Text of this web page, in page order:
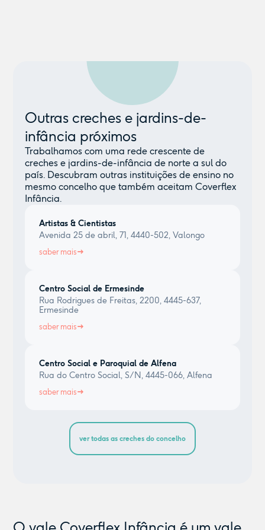
Outras creches e jardins-de-
infância próximos
Trabalhamos com uma rede crescente de
creches e jardins-de-infância de norte a sul do
país. Descubram outras instituições de ensino no
mesmo concelho que também aceitam Coverflex
Infância.
Artistas & Cientistas
Avenida 25 de abril, 71, 4440-502, Valongo
saber mais
Centro Social de Ermesinde
Rua Rodrigues de Freitas, 2200, 4445-637,
Ermesinde
saber mais
Centro Social e Paroquial de Alfena
Rua do Centro Social, S/N, 4445-066, Alfena
saber mais
ver todas as creches do concelho